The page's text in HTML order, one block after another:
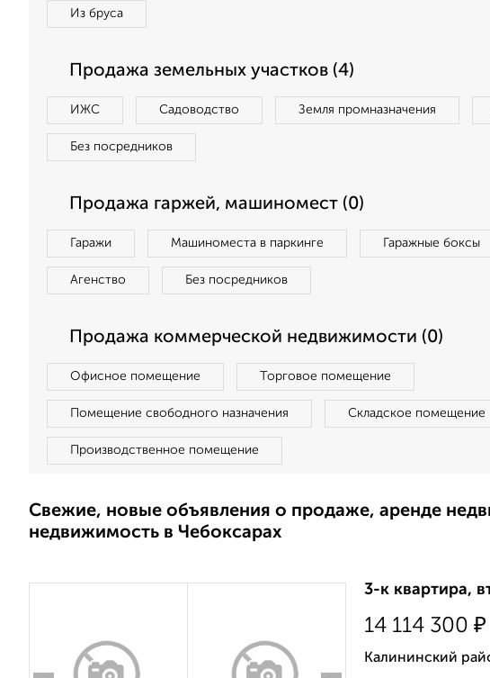
Из бруса
Продажа земельных участков (4)
ИЖС Садоводство Земля промназначения
Без посредников
Продажа гаржей, машиномест (0)
Гаражи Машиноместа в паркинге Гаражные боксы
Агенство Без посредников
Продажа коммерческой недвижимости (0)
Офисное помещение Торговое помещение
Помещение свободного назначения Складское помещение
Производственное помещение
Свежие, новые объявления о продаже, аренде
недвижимость в Чебоксарах
3-к квартира,
14 114 300 ₽
Калининский